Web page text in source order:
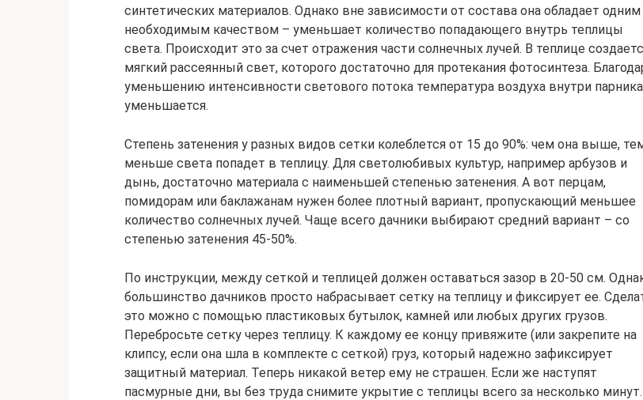
синтетических материалов. Однако вне зависимости от состава она обладает одним
необходимым качеством – уменьшает количество попадающего внутрь теплицы
света. Происходит это за счет отражения части солнечных лучей. В теплице
мягкий рассеянный свет, которого достаточно для протекания фотосинтеза.
уменьшению интенсивности светового потока температура воздуха внутри парника
уменьшается.
Степень затенения у разных видов сетки колеблется от 15 до 90%: чем она выше,
меньше света попадет в теплицу. Для светолюбивых культур, например арбузов и
дынь, достаточно материала с наименьшей степенью затенения. А вот перцам,
помидорам или баклажанам нужен более плотный вариант, пропускающий меньшее
количество солнечных лучей. Чаще всего дачники выбирают средний вариант – со
степенью затенения 45-50%.
По инструкции, между сеткой и теплицей должен оставаться зазор в 20-50 см.
большинство дачников просто набрасывает сетку на теплицу и фиксирует ее.
это можно с помощью пластиковых бутылок, камней или любых других грузов.
Перебросьте сетку через теплицу. К каждому ее концу привяжите (или закрепите на
клипсу, если она шла в комплекте с сеткой) груз, который надежно зафиксирует
защитный материал. Теперь никакой ветер ему не страшен. Если же наступят
пасмурные дни, вы без труда снимите укрытие с теплицы всего за несколько минут.